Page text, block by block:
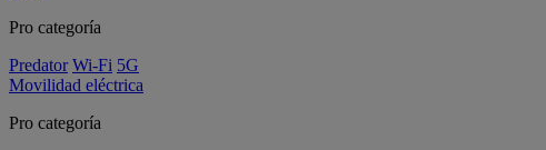
Pro categoría
Predator Wi-Fi 5G
Movilidad eléctrica
Pro categoría